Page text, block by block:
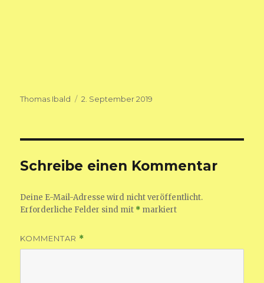
Autor
Thomas Ibald
Veröffentlicht
2. September 2019
Schreibe einen Kommentar
Deine E-Mail-Adresse wird nicht veröffentlicht.
Erforderliche Felder sind mit * markiert
KOMMENTAR *